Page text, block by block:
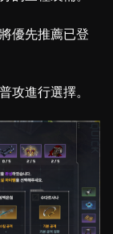
優先推薦已登
攻進行選擇。